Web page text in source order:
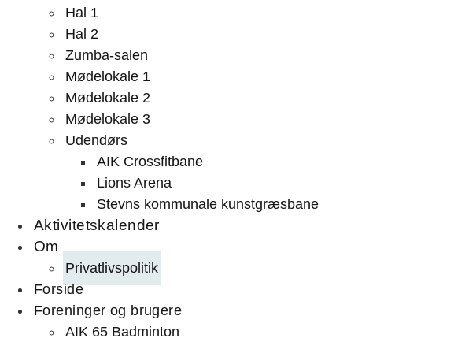
Hal 1
Hal 2
Zumba-salen
Mødelokale 1
Mødelokale 2
Mødelokale 3
Udendørs
AIK Crossfitbane
Lions Arena
Stevns kommunale kunstgræsbane
Aktivitetskalender
Om
Privatlivspolitik
Forside
Foreninger og brugere
AIK 65 Badminton